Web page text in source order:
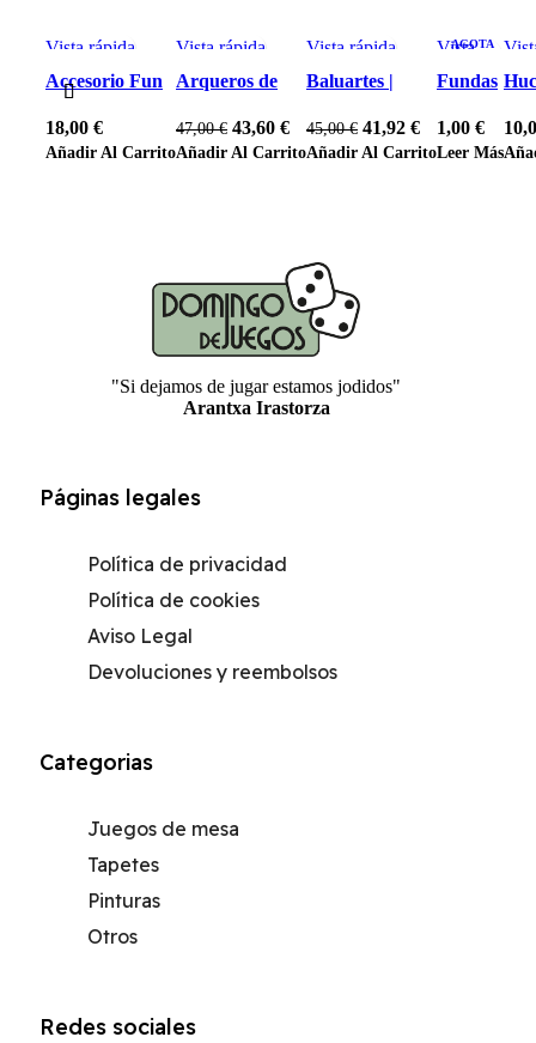
Vista rápida
Accesorio Fun
bandejas,
dispensador
18,00 €
Añadir Al Carrito
-7%
Vista rápida
Arqueros de
Archers
(Warcrow)
47,00€ 43,60 €
Añadir Al Carrito
-7%
Vista rápida
Baluartes |
Warcrow
45,00€ 41,92 €
Añadir Al Carrito
AGOTA
Vista
rápida
Fundas
1,00 €
Leer Más
"Si dejamos de jugar estamos jodidos"
Arantxa Irastorza
Páginas legales
Política de privacidad
Política de cookies
Aviso Legal
Devoluciones y reembolsos
Categorias
Juegos de mesa
Tapetes
Pinturas
Otros
Redes sociales